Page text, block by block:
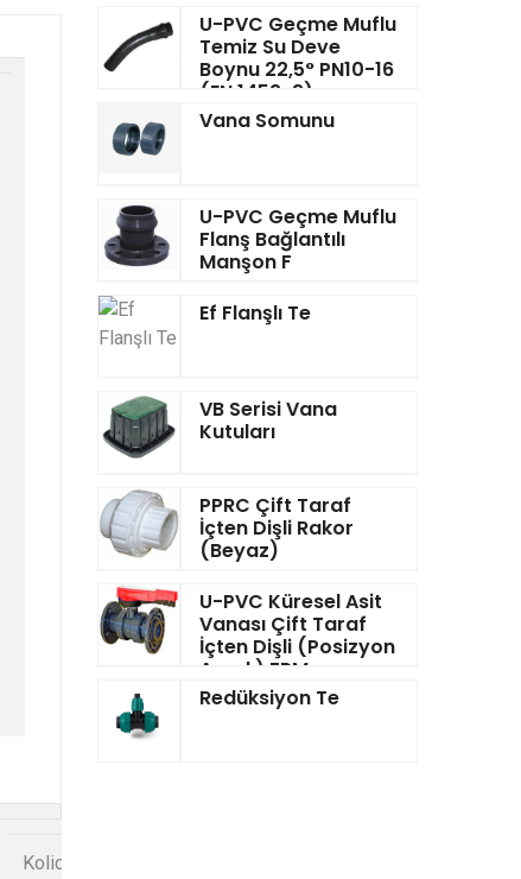
Kolideki
U-PVC Geçme Muflu
Temiz Su Deve
Boynu 22,5° PN10-16
(EN 1452-3)
Vana Somunu
U-PVC Geçme Muflu
Flanş Bağlantılı
Manşon F
Ef Flanşlı Te
VB Serisi Vana
Kutuları
PPRC Çift Taraf
İçten Dişli Rakor
(Beyaz)
U-PVC Küresel Asit
Vanası Çift Taraf
İçten Dişli (Posizyon
Ayarlı) FPM
Redüksiyon Te